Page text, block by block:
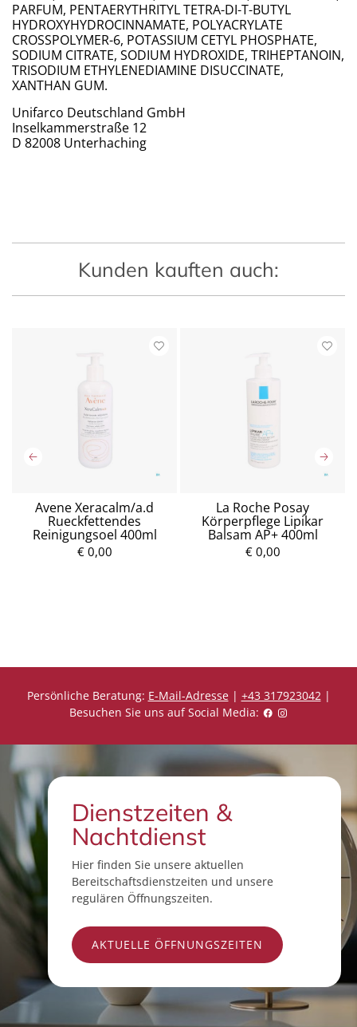
PARFUM, PENTAERYTHRITYL TETRA-DI-T-BUTYL
HYDROXYHYDROCINNAMATE, POLYACRYLATE
CROSSPOLYMER-6, POTASSIUM CETYL PHOSPHATE,
SODIUM CITRATE, SODIUM HYDROXIDE, TRIHEPTANOIN,
TRISODIUM ETHYLENEDIAMINE DISUCCINATE,
XANTHAN GUM.
Unifarco Deutschland GmbH
Inselkammerstraße 12
D 82008 Unterhaching
Kunden kauften auch:
Avene Xeracalm/a.d
Rueckfettendes
Reinigungsoel 400ml
€ 0,00
La Roche Posay
Körperpflege Lipikar
Balsam AP+ 400ml
€ 0,00
P
Persönliche Beratung: E-Mail-Adresse| +43 317923042|
Besuchen Sie uns auf Social Media:
Dienstzeiten &
Nachtdienst
Hier finden Sie unsere aktuellen
Bereitschaftsdienstzeiten und unsere
regulären Öffnungszeiten.
AKTUELLE ÖFFNUNGSZEITEN